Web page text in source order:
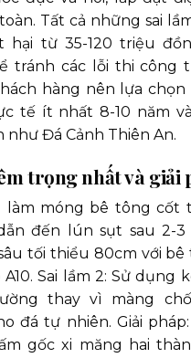
Tất cả những sai
hại từ 35-120 triệu
tránh các lỗi thi công
hàng nên lựa chọn
tế ít nhất 8-10 năm
như Đá Cảnh Thiên An.
trọng nhất và giải
làm móng bê tông cốt
đến lún sụt sau 2-3
tối thiểu 80cm với bê
Sai lầm 2: Sử dụng
thay vì màng
đá tự nhiên. Giải
gốc xi măng hai